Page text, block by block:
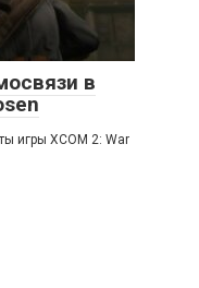
в
игры XCOM 2: War